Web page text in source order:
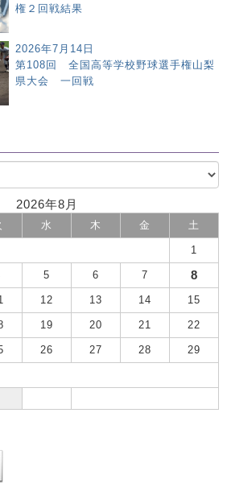
権２回戦結果
2026年7月14日
第108回 全国高等学校野球選手権山梨
県大会 一回戦
2026年8月
水 木 金 土
1
5 6 7 8
12 13 14 15
19 20 21 22
26 27 28 29